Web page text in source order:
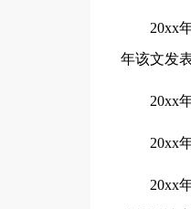
20xx
年该文发
20xx
20xx
20xx